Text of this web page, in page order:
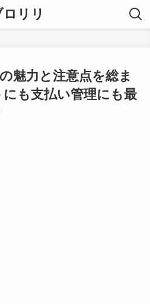
ロリリ
魅力と注意点を総ま
も支払い管理にも最